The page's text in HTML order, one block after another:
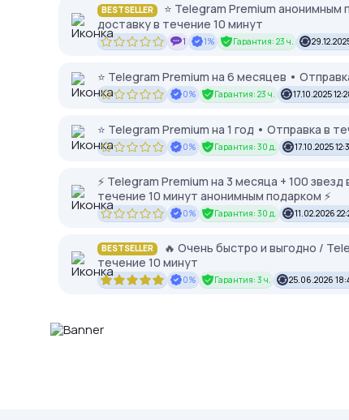
BESTSELLER
⭐️ Telegram Premium анонимным
доставку в течение 10 минут
1 1% Гарантия: 23 ч.
⭐️ Telegram Premium на 6 месяцев •
0% Гарантия: 23 ч. 17.10.2025
⭐️ Telegram Premium на 1 год • Отправка в
0% Гарантия: 30 д. 17.10.2025
⚡️ Telegram Premium на 3 месяца + 100
течение 10 минут анонимным подарком ⚡️
0% Гарантия: 30 д. 11.02.2026
BESTSELLER
🔥 Очень быстро и выгодно /
течение 10 минут
0% Гарантия: 3 ч. 25.06.2026